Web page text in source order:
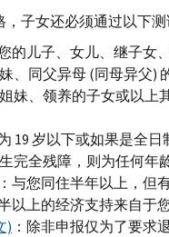
子女还必须通过以下测
的儿子、女儿、继子女
、同父异母 (同母异父)
妹、领养的子女或以上
19 岁以下或如果是全日
完全残障，则为任何年
：与您同住半年以上，但
以上的经济支持来自于
) ：除非申报仅为了要求